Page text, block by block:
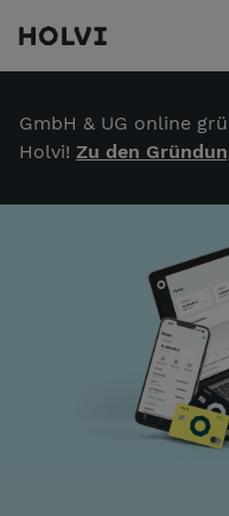
Holvi
GmbH & UG online
Holvi! Zu den